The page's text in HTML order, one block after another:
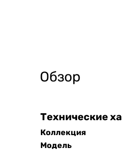
Обзор
Технические
Коллекция
Модель